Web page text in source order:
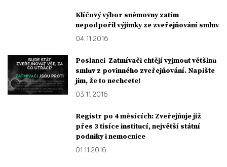
Klíčový výbor sněmovny zatím
nepodpořil výjimky ze zveřejňování smluv
04. 11. 2016
Poslanci-Zatmívači chtějí vyjmout většinu
smluv z povinného zveřejňování. Napište
jim, že to nechcete!
03. 11. 2016
Registr po 4 měsících: Zveřejňuje již
přes 3 tisíce institucí, největší státní
podniky i nemocnice
01. 11. 2016